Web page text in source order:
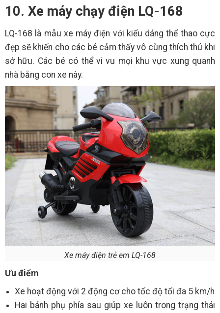
10. Xe máy chạy điện LQ-168
LQ-168 là mẫu xe máy điện với kiểu dáng thể thao cực
đẹp sẽ khiến cho các bé cảm thấy vô cùng thích thú khi
sở hữu. Các bé có thể vi vu mọi khu vực xung quanh
nhà bằng con xe này.
Xe máy điện trẻ em LQ-168
Ưu điểm
Xe hoạt động với 2 động cơ cho tốc độ tối đa 5 km/h
Hai bánh phụ phía sau giúp xe luôn trong trạng thái